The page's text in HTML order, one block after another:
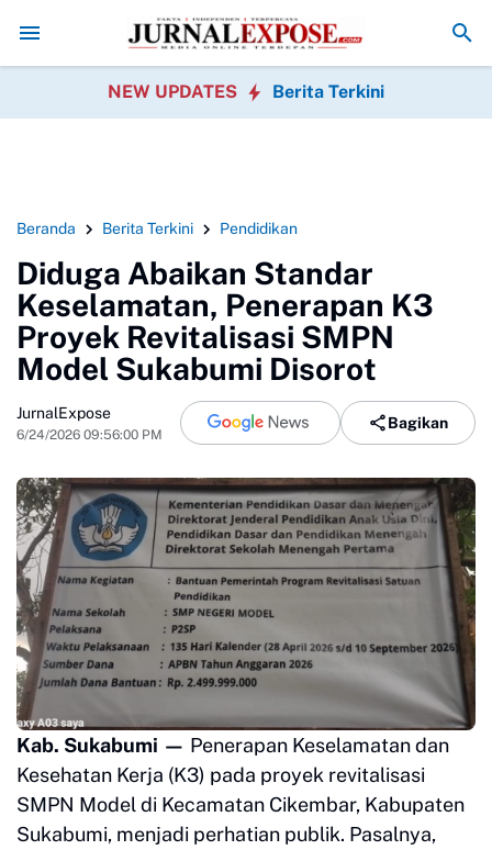
Sobang Gotong Royong Sambut HUT Ke-81 Republik Indonesia
NEW UPDATES Berita Terkini
Beranda Berita Terkini Pendidikan
Diduga Abaikan Standar
Keselamatan, Penerapan K3
Proyek Revitalisasi SMPN
Model Sukabumi Disorot
JurnalExpose
6/24/2026 09:56:00 PM
Bagikan
Kab. Sukabumi — Penerapan Keselamatan dan
Kesehatan Kerja (K3) pada proyek revitalisasi
SMPN Model di Kecamatan Cikembar, Kabupaten
Sukabumi, menjadi perhatian publik. Pasalnya,